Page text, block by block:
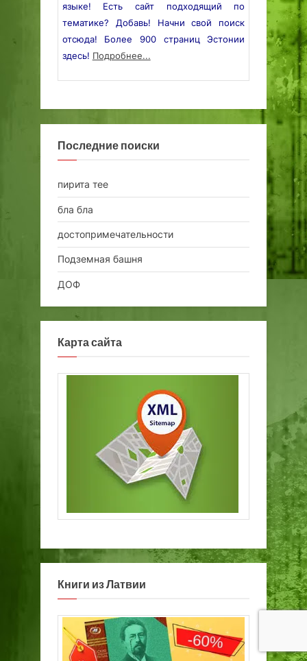
языке! Есть сайт подходящий по
тематике? Добавь! Начни свой поиск
отсюда! Более 900 страниц Эстонии
здесь! Подробнее...
Последние поиски
пирита тее
бла бла
достопримечательности
Подземная башня
ДОФ
Карта сайта
Книги из Латвии